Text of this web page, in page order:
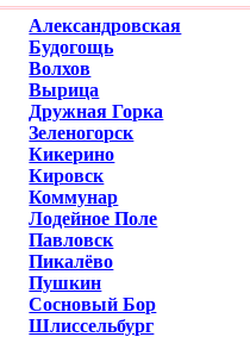
Александровская
Будогощь
Волхов
Вырица
Дружная Горка
Зеленогорск
Кикерино
Кировск
Коммунар
Лодейное Поле
Павловск
Пикалёво
Пушкин
Сосновый Бор
Шлиссельбург